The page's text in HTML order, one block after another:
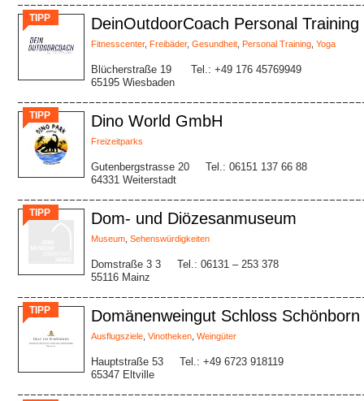
TIPP DeinOutdoorCoach Personal
Fitnesscenter, Freibäder, Gesundheit Personal Training Yoga
Blücherstraße 19
65195 Wiesbaden
Tel.: +49 176 45769949
TIPP Dino World GmbH
Freizeitparks
Gutenbergstrasse 20
64331 Weiterstadt
Tel.: 06151 137 66 88
TIPP Dom- und Diözesanmuseum
Museum Sehenswürdigkeiten
Domstraße 3 3
55116 Mainz
Tel.: 06131 – 253 378
TIPP Domänenweingut Schloss Schönborn
Ausflugsziele Vinotheken Weingüter
Hauptstraße 53
65347 Eltville
Tel.: +49 6723 918119